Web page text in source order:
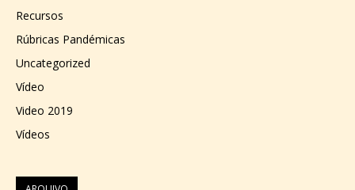
Recursos
Rúbricas Pandémicas
Uncategorized
Vídeo
Video 2019
Vídeos